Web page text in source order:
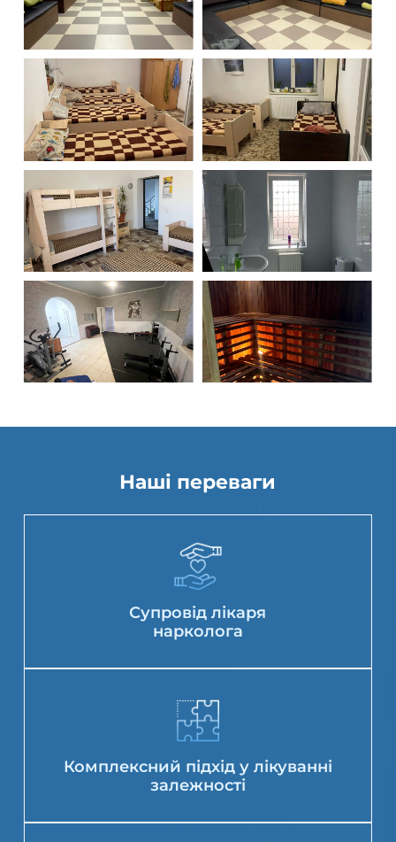
Наші переваги
Супровід лікаря
нарколога
Комплексний підхід у лікуванні
залежності